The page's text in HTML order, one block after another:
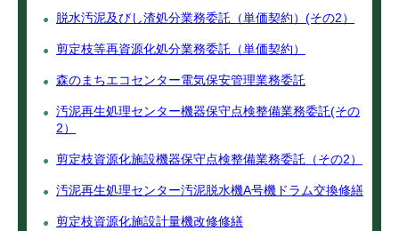
脱水汚泥及びし渣処分業務委託（単価契約）(その2）
剪定枝等再資源化処分業務委託（単価契約）
森のまちエコセンター電気保安管理業務委託
汚泥再生処理センター機器保守点検整備業務委託(その
2）
剪定枝資源化施設機器保守点検整備業務委託（その2）
汚泥再生処理センター汚泥脱水機A号機ドラム交換修繕
剪定枝資源化施設計量機改修修繕